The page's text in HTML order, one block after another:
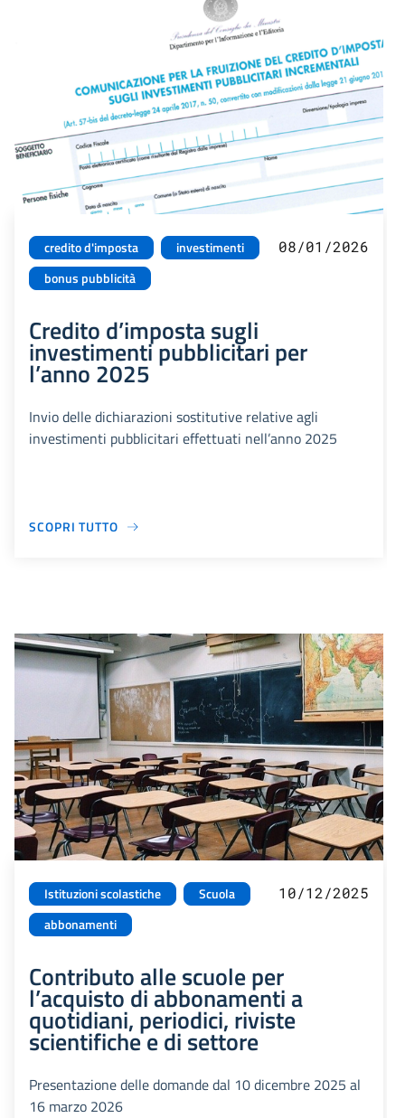
credito d'imposta
investimenti
bonus pubblicità
08/01/2026
Credito d’imposta sugli
investimenti pubblicitari per
l’anno 2025
Invio delle dichiarazioni sostitutive relative agli
investimenti pubblicitari effettuati nell’anno 2025
SCOPRI TUTTO
Istituzioni scolastiche
Scuola
abbonamenti
10/12/2025
Contributo alle scuole per
l’acquisto di abbonamenti a
quotidiani, periodici, riviste
scientifiche e di settore
Presentazione delle domande dal 10 dicembre 2025 al
16 marzo 2026